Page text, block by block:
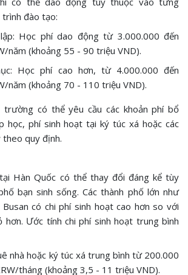
đào tạo:
Học phí dao động từ 3.000.000 đến
năm (khoảng 55 - 90 triệu VND).
Học phí cao hơn, từ 4.000.000 đến
năm (khoảng 70 - 110 triệu VND).
có thể yêu cầu các khoản phí bổ
học, phí sinh hoạt tại ký túc xá hoặc các
theo quy định.
Hàn Quốc có thể thay đổi đáng kể tùy
bạn sinh sống. Các thành phố lớn như
Busan có chi phí sinh hoạt cao hơn so với
hơn. Ước tính chi phí sinh hoạt trung bình
nhà hoặc ký túc xá trung bình từ 200.000
tháng (khoảng 3,5 - 11 triệu VND).